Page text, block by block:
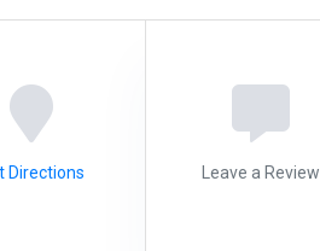
Directions Leave a Review